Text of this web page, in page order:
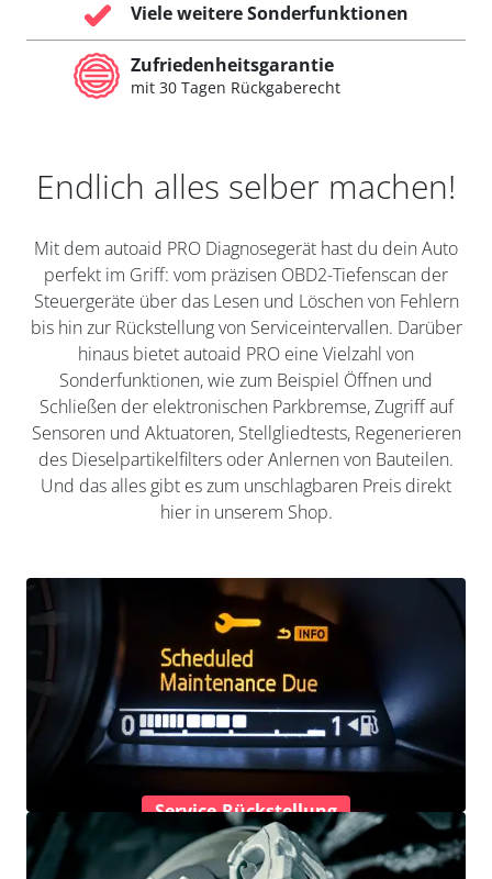
Viele weitere Sonderfunktionen
Zufriedenheitsgarantie
mit 30 Tagen Rückgaberecht
Endlich alles selber machen!
Mit dem autoaid PRO Diagnosegerät hast du dein Auto
perfekt im Griff: vom präzisen OBD2-Tiefenscan der
Steuergeräte über das Lesen und Löschen von Fehlern
bis hin zur Rückstellung von Serviceintervallen. Darüber
hinaus bietet autoaid PRO eine Vielzahl von
Sonderfunktionen, wie zum Beispiel Öffnen und
Schließen der elektronischen Parkbremse, Zugriff auf
Sensoren und Aktuatoren, Stellgliedtests, Regenerieren
des Dieselpartikelfilters oder Anlernen von Bauteilen.
Und das alles gibt es zum unschlagbaren Preis direkt
hier in unserem Shop.
Service-Rückstellung